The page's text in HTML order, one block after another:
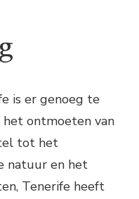
is er genoeg te
het ontmoeten van
tot het
natuur en het
Tenerife heeft